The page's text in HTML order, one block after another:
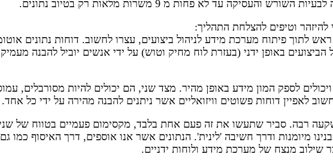
עד לא פחות מ 9 משרות מלאות רק בטיוב נתונים.
וטיפים להצלחת התהליך:
ראש לתוך פיתוח מערכת מידע לניהול ביצועים, עצרו לחשוב. דוחות נתונים
הביצועים באופן ידני (בעזרת לוח מחיק וטוש) על ידי אנשים יוביל להבנה
לספק המון מידע באופן מהיר. מצד שני, הם יכולים להיות מסורבלים,
לאפיין דוחות פשוטים וויזואליים אשר ניתנים להבנה מהירה על ידי כל אחד.
רבה. סביר שתעשו את זה פעם אחת בלבד, מקסימום פעמיים בטווח של
מיומנות ודרך חשיבה 'לינית'. הנתונים אשר אנו אוספים, דרך האיסוף